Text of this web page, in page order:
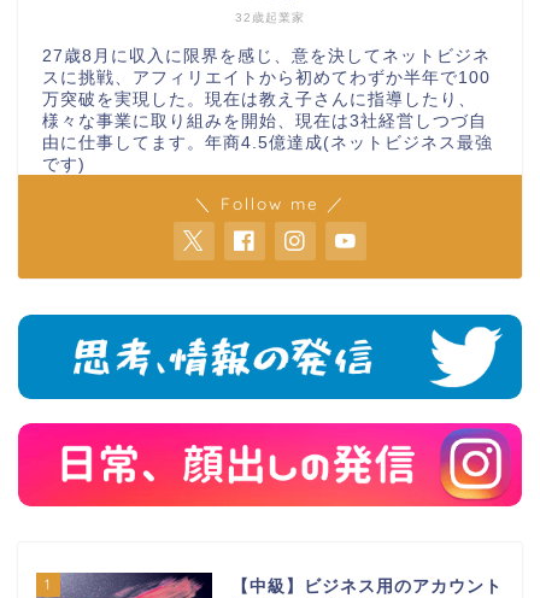
32歳起業家
27歳8月に収入に限界を感じ、意を決してネットビジネ
スに挑戦、アフィリエイトから初めてわずか半年で100
万突破を実現した。現在は教え子さんに指導したり、
様々な事業に取り組みを開始、現在は3社経営しつづ自
由に仕事してます。年商4.5億達成(ネットビジネス最強
です)
＼ Follow me ／
1
【中級】ビジネス用のアカウント